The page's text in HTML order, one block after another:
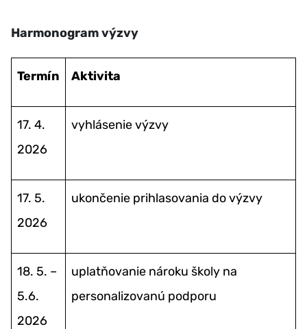
Harmonogram výzvy
Termín Aktivita
17. 4.
2026
vyhlásenie výzvy
17. 5.
2026
ukončenie prihlasovania do výzvy
18. 5. –
5.6.
2026
uplatňovanie nároku školy na
personalizovanú podporu